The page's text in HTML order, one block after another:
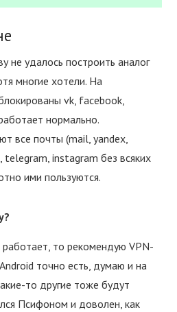
не удалось построить аналог
многие хотели. На
vk, facebook,
нормально.
все почты (mail, yandex,
telegram, instagram без всяких
ими пользуются.
то рекомендую VPN-
точно есть, думаю и на
то другие тоже будут
Псифоном и доволен, как